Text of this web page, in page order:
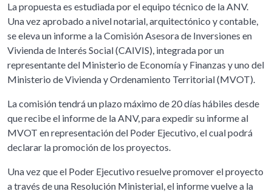
La propuesta es estudiada por el equipo técnico de la ANV.
Una vez aprobado a nivel notarial, arquitectónico y contable,
se eleva un informe a la Comisión Asesora de Inversiones en
Vivienda de Interés Social (CAIVIS), integrada por un
representante del Ministerio de Economía y Finanzas y uno del
Ministerio de Vivienda y Ordenamiento Territorial (MVOT).
La comisión tendrá un plazo máximo de 20 días hábiles desde
que recibe el informe de la ANV, para expedir su informe al
MVOT en representación del Poder Ejecutivo, el cual podrá
declarar la promoción de los proyectos.
Una vez que el Poder Ejecutivo resuelve promover el proyecto
a través de una Resolución Ministerial, el informe vuelve a la